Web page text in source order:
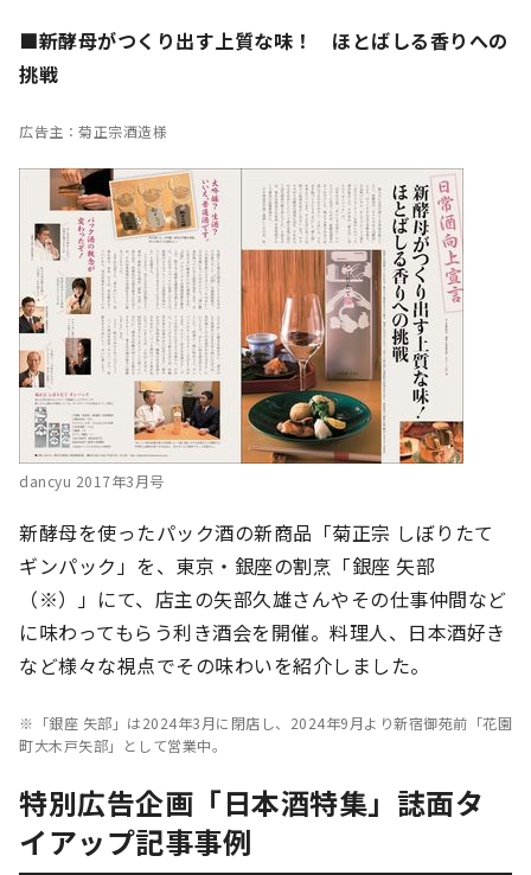
■新酵母がつくり出す上質な味！ ほとばしる香りへの
挑戦
広告主：菊正宗酒造様
dancyu 2017年3月号
新酵母を使ったパック酒の新商品「菊正宗 しぼりたて
ギンパック」を、東京・銀座の割烹「銀座 矢部
（※）」にて、店主の矢部久雄さんやその仕事仲間など
に味わってもらう利き酒会を開催。料理人、日本酒好き
など様々な視点でその味わいを紹介しました。
※「銀座 矢部」は2024年3月に閉店し、2024年9月より新宿御苑前「花園
町大木戸矢部」として営業中。
特別広告企画「日本酒特集」誌面タ
イアップ記事事例